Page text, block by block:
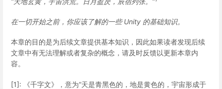
在一切开始之前，你应该了解的一些 Unity 的基础知识。
本章的目的是为后续文章提供基本知识，因此如果读者发现后续
文章中有无法理解或者复杂的概念，请及时反馈以更新本章内
容。
[1]: 《千字文》，意为“天是青黑色的，地是黄色的，宇宙形成于